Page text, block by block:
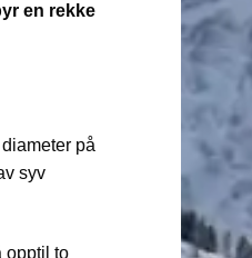
en rekke
på
syv
opptil to